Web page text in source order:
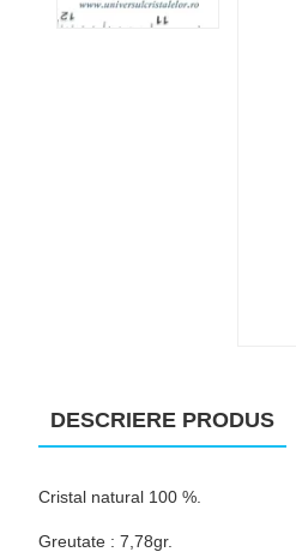
DESCRIERE PRODUS
Cristal natural 100 %.
Greutate : 7,78gr.